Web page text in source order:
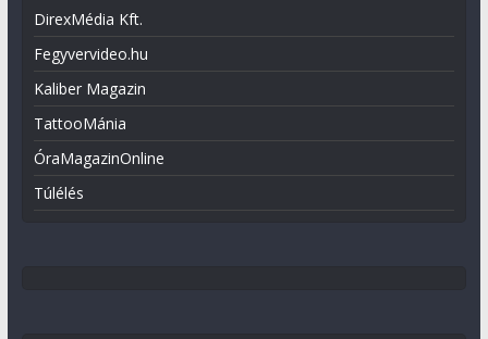
DirexMédia Kft.
Fegyvervideo.hu
Kaliber Magazin
TattooMánia
ÓraMagazinOnline
Túlélés